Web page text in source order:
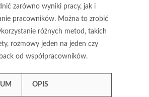
zarówno wyniki pracy, jak i
pracowników. Można to zrobić
różnych metod, takich
rozmowy jeden na jeden czy
od współpracowników.
OPIS